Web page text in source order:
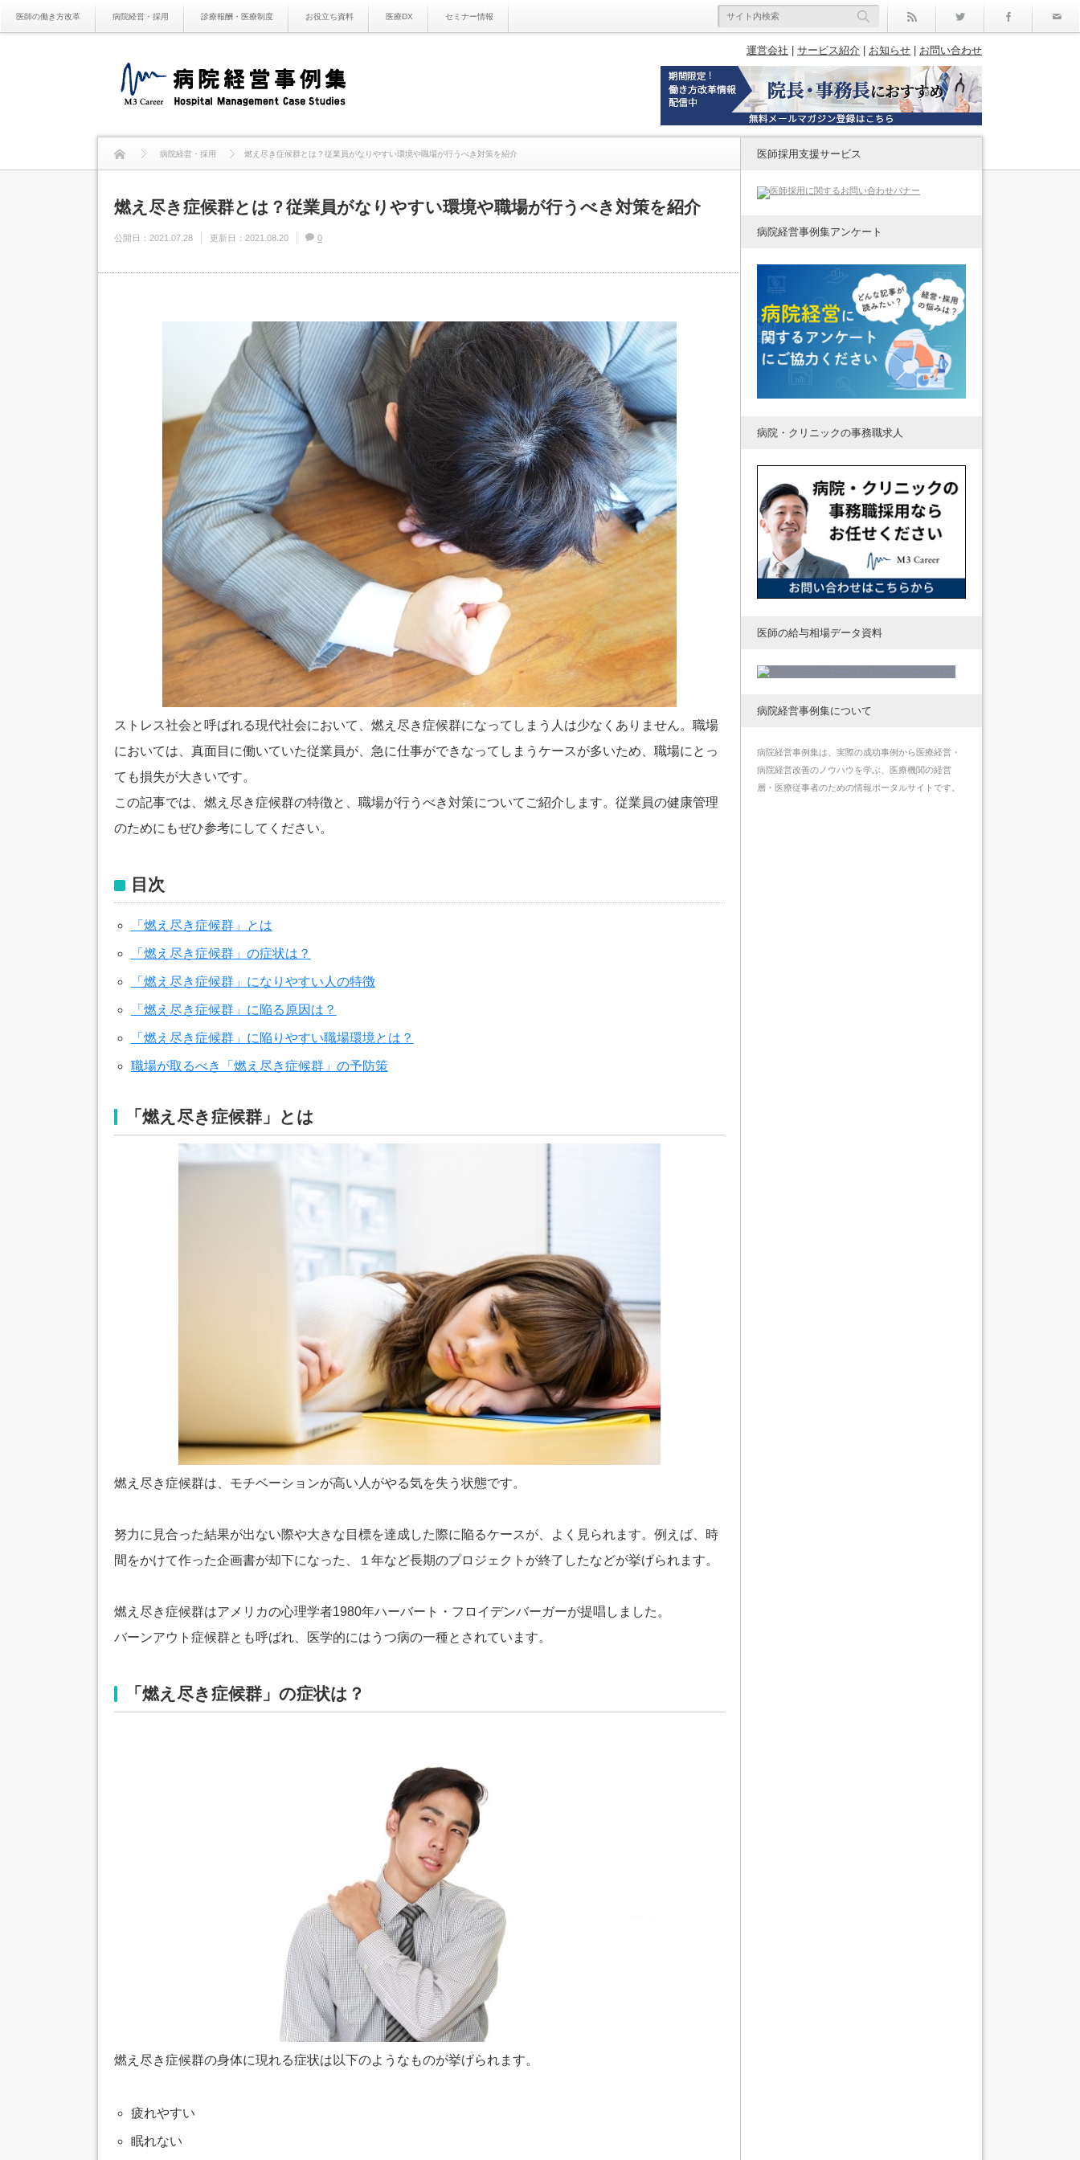
医師の働き方改革 病院経営・採用 診療報酬・医療制度 お役立ち資料 医療DX セミナー情報
運営会社 サービス紹介 お知らせ お問い合わせ
病院経営・採用 燃え尽き症候群とは？従業員がなりやすい環境や職場が行うべき対策を紹介
燃え尽き症候群とは？従業員がなりやすい環境や職場が行うべき対策を紹介
公開日： 2021.07.28 更新日： 2021.08.20 0
ストレス社会と呼ばれる現代社会において、燃え尽き症候群になってしまう人は少なくありません。職場
においては、真面目に働いていた従業員が、急に仕事ができなってしまうケースが多いため、職場にとっ
ても損失が大きいです。
この記事では、燃え尽き症候群の特徴と、職場が行うべき対策についてご紹介します。従業員の健康管理
のためにもぜひ参考にしてください。
目次
「燃え尽き症候群」とは
「燃え尽き症候群」の症状は？
「燃え尽き症候群」になりやすい人の特徴
「燃え尽き症候群」に陥る原因は？
「燃え尽き症候群」に陥りやすい職場環境とは？
職場が取るべき「燃え尽き症候群」の予防策
「燃え尽き症候群」とは
燃え尽き症候群は、モチベーションが高い人がやる気を失う状態です。
努力に見合った結果が出ない際や大きな目標を達成した際に陥るケースが、よく見られます。例えば、時
間をかけて作った企画書が却下になった、１年など長期のプロジェクトが終了したなどが挙げられます。
燃え尽き症候群はアメリカの心理学者1980年ハーバート・フロイデンバーガーが提唱しました。
バーンアウト症候群とも呼ばれ、医学的にはうつ病の一種とされています。
「燃え尽き症候群」の症状は？
燃え尽き症候群の身体に現れる症状は以下のようなものが挙げられます。
疲れやすい
眠れない
医師採用支援サービス
病院経営事例集アンケート
病院・クリニックの事務職求人
医師の給与相場データ資料
病院経営事例集について
病院経営事例集は、実際の成功事例から医療経営・
病院経営改善のノウハウを学ぶ、医療機関の経営
層・医療従事者のための情報ポータルサイトです。